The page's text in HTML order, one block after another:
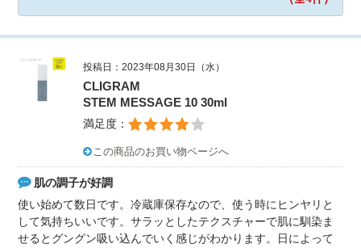
投稿日：2023年08月30日（水）
CLIGRAM
STEM MESSAGE 10 30ml
満足度：
この商品のお買い物ページへ
肌の調子が好調
使い始めて数日です。冷蔵庫保存なので、使う時にヒンヤリと
して気持ちいいです。サラッとしたテクスチャーで肌に馴染ま
せるとグングン吸い込んでいく感じがわかります。日によって